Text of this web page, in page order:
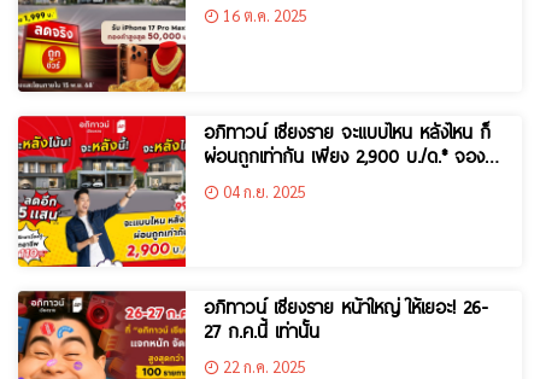
16 ต.ค. 2025
อภิทาวน์ เชียงราย จะแบบไหน หลังไหน ก็
ผ่อนถูกเท่ากัน เพียง 2,900 บ./ด.* จอง
เพียง 999 บ.* ทุกหลัง
04 ก.ย. 2025
อภิทาวน์ เชียงราย หน้าใหญ่ ให้เยอะ! 26-
27 ก.ค.นี้ เท่านั้น
22 ก.ค. 2025